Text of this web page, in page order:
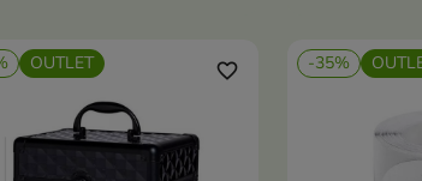
OUTLET favorite_border -35%